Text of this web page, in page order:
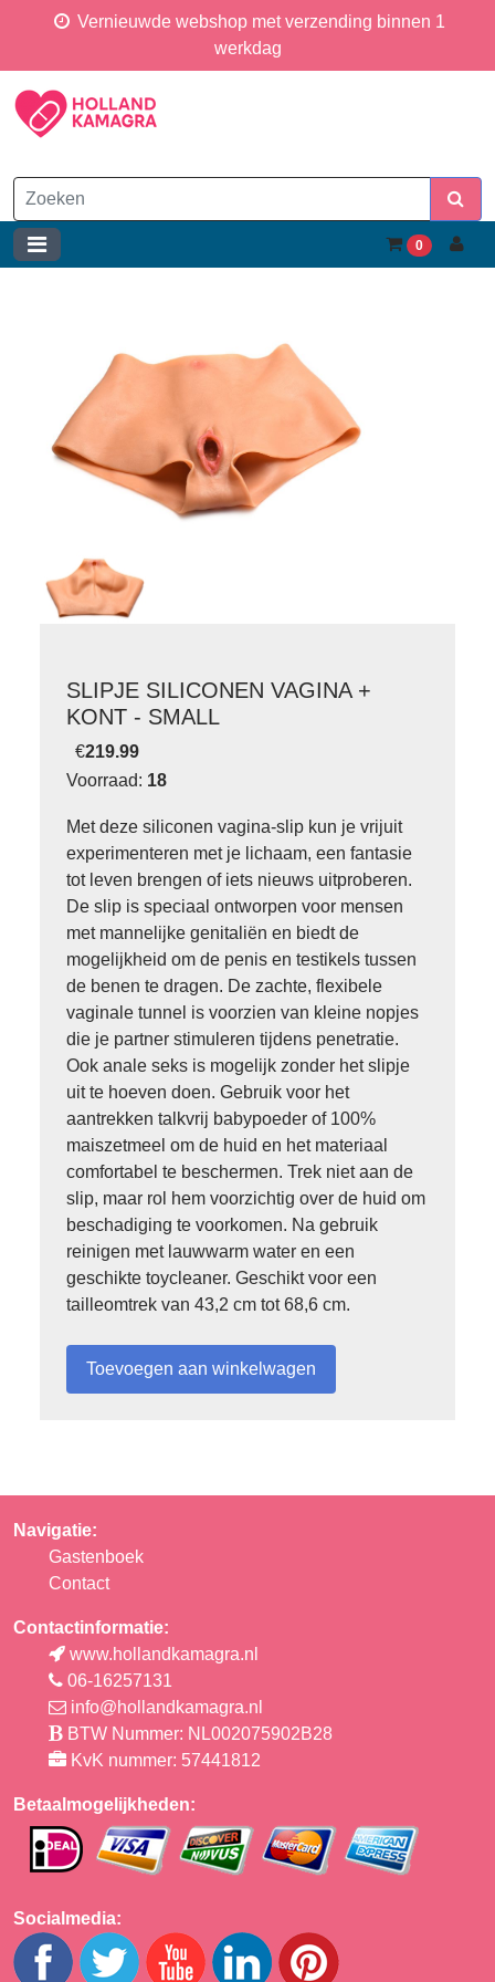
Vernieuwde webshop met verzending binnen 1
werkdag
0
SLIPJE SILICONEN VAGINA +
KONT - SMALL
€219.99
Voorraad: 18
Met deze siliconen vagina-slip kun je vrijuit
experimenteren met je lichaam, een fantasie
tot leven brengen of iets nieuws uitproberen.
De slip is speciaal ontworpen voor mensen
met mannelijke genitaliën en biedt de
mogelijkheid om de penis en testikels tussen
de benen te dragen. De zachte, flexibele
vaginale tunnel is voorzien van kleine nopjes
die je partner stimuleren tijdens penetratie.
Ook anale seks is mogelijk zonder het slipje
uit te hoeven doen. Gebruik voor het
aantrekken talkvrij babypoeder of 100%
maiszetmeel om de huid en het materiaal
comfortabel te beschermen. Trek niet aan de
slip, maar rol hem voorzichtig over de huid om
beschadiging te voorkomen. Na gebruik
reinigen met lauwwarm water en een
geschikte toycleaner. Geschikt voor een
tailleomtrek van 43,2 cm tot 68,6 cm.
Navigatie:
Gastenboek
Contact
Contactinformatie:
www.hollandkamagra.nl
06-16257131
info@hollandkamagra.nl
BTW Nummer: NL002075902B28
KvK nummer: 57441812
Betaalmogelijkheden:
Socialmedia: